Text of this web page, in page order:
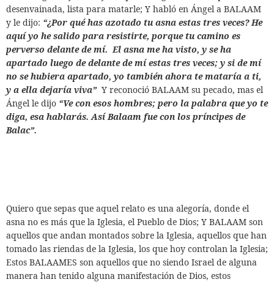
desenvainada, lista para matarle; Y habló en Ángel a BALAAM
y le dijo: “¿Por qué has azotado tu asna estas tres veces? He
aquí yo he salido para resistirte, porque tu camino es
perverso delante de mí. El asna me ha visto, y se ha
apartado luego de delante de mí estas tres veces; y si de mí
no se hubiera apartado, yo también ahora te mataría a ti,
y a ella dejaría viva” Y reconoció BALAAM su pecado, mas el
Ángel le dijo “Ve con esos hombres; pero la palabra que yo te
diga, esa hablarás. Así Balaam fue con los príncipes de
Balac”.
Quiero que sepas que aquel relato es una alegoría, donde el
asna no es más que la Iglesia, el Pueblo de Dios; Y BALAAM son
aquellos que andan montados sobre la Iglesia, aquellos que han
tomado las riendas de la Iglesia, los que hoy controlan la Iglesia;
Estos BALAAMES son aquellos que no siendo Israel de alguna
manera han tenido alguna manifestación de Dios, estos